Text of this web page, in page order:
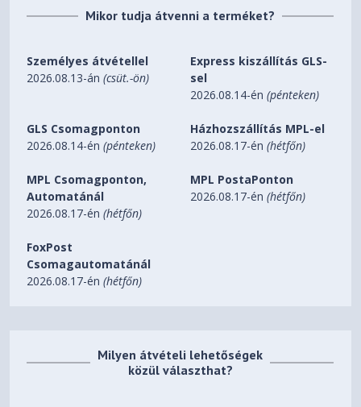
stereo pairing mode
mode or exit multi-speaker pairing mode
Press and hold for 3 seconds: Cycle between
Button combination: Press and hold the power and
settings
Indicator light status
White
Power on
Blue
Bluetooth pairing
Mikor tudja átvenni a terméket?
Személyes átvétellel
2026.08.13-án(csüt.-ön)
Express kiszállítás GLS-
sel
2026.08.14-én(pénteken)
GLS Csomagponton
2026.08.14-én(pénteken)
Házhozszállítás MPL-el
2026.08.17-én(hétfőn)
MPL Csomagponton,
Automatánál
2026.08.17-én(hétfőn)
MPL PostaPonton
2026.08.17-én(hétfőn)
FoxPost
Csomagautomatánál
2026.08.17-én(hétfőn)
Milyen átvételi lehetőségek
közül választhat?